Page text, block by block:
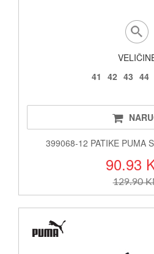
41 42 43 44
399068-12 PATIKE PUMA
90.93
129.90